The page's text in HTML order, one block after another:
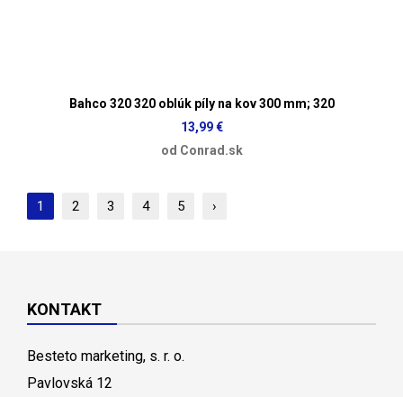
Bahco 320 320 oblúk píly na kov 300 mm; 320
13,99 €
od Conrad.sk
1 2 3 4 5 ›
KONTAKT
Besteto marketing, s. r. o.
Pavlovská 12